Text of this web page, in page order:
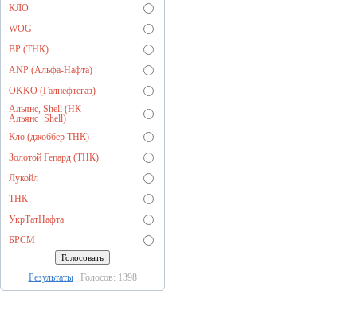
КЛО
WOG
BP (ТНК)
ANP (Альфа-Нафта)
OKKO (Галнефтегаз)
Альянс, Shell (НК
Альянс+Shell)
Кло (джоббер ТНК)
Золотой Гепард (ТНК)
Лукойл
ТНК
УкрТатНафта
БРСМ
РезультатыГолосов: 1398